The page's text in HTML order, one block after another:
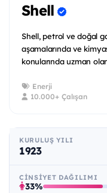
Shell
Shell, petrol ve doğal
aşamalarında ve
konularında uzman
Enerji
10.000+ Çalışan
KURULUŞ YILI
1923
CINSIYET DAĞILIMI
33%